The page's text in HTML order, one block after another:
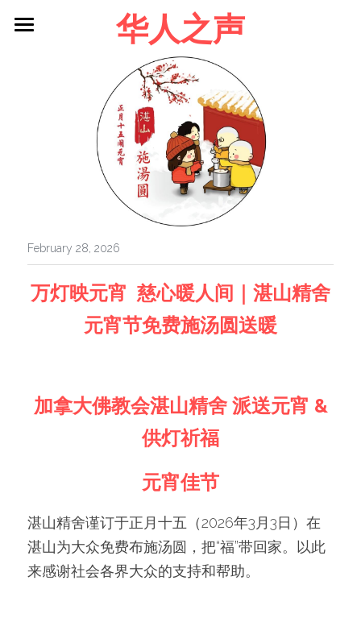
华人之声
Facebook
Register
February 28, 2026
万灯映元宵  慈心暖人间｜湛山精舍
元宵节免费施汤圆送暖
加拿大佛教会湛山精舍 派送元宵 &
供灯祈福
元宵佳节
湛山精舍谨订于正月十五（2026年3月3日）在
湛山为大众免费布施汤圆，把“福”带回家。以此
来感谢社会各界大众的支持和帮助。